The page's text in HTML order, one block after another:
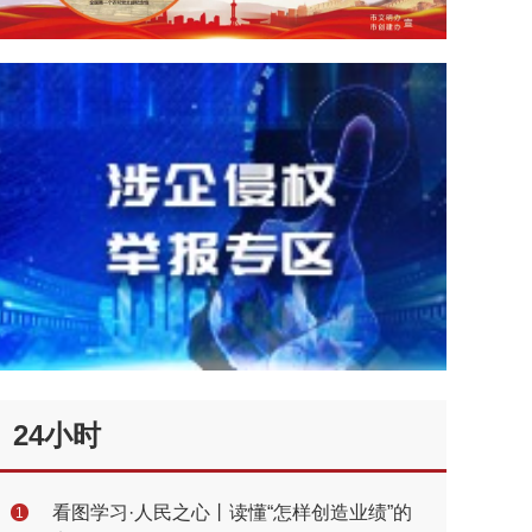
24小时
1
看图学习·人民之心丨读懂“怎样创造业绩”的